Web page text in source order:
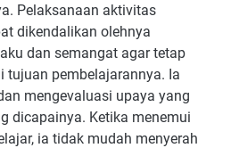
Pelaksanaan aktivitas
dikendalikan olehnya
dan semangat agar tetap
tujuan pembelajarannya. Ia
mengevaluasi upaya yang
dicapainya. Ketika menemui
ia tidak mudah menyerah